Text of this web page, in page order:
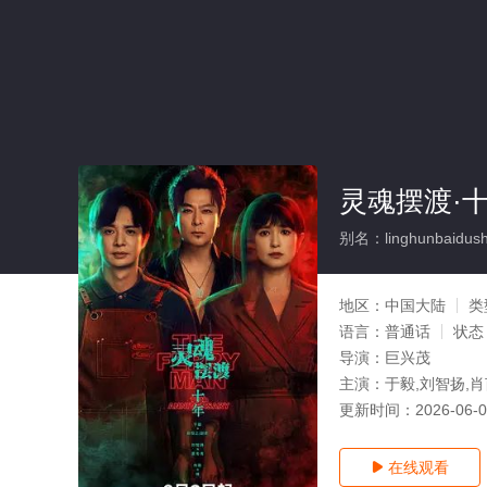
灵魂摆渡·
别名：
地区： 中国大陆
类
语言： 普通话
状态
导演： 巨兴茂
主演： 于毅,刘智扬,
更新时间： 2026-06-
 在线观看